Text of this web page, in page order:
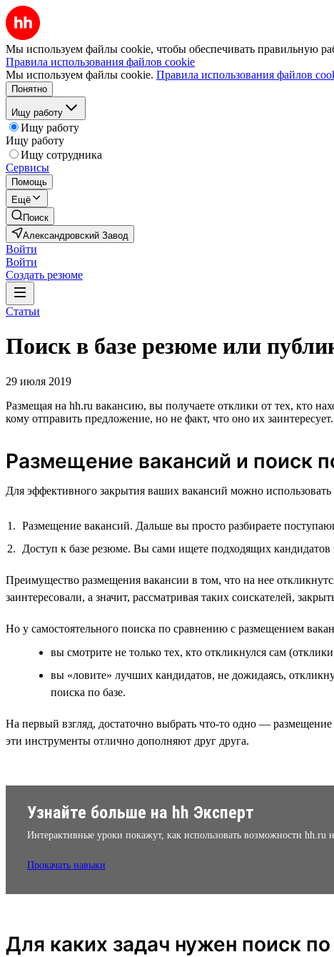
Мы используем файлы cookie, чтобы обеспечивать правильную
Правила использования файлов cookie
Мы используем файлы cookie. Правила использования файлов
Понятно
Ищу работу
Ищу работу
Ищу работу
Ищу сотрудника
Сервисы
Помощь
Ещё
Поиск
Александровский Завод
Войти
Войти
Создать резюме
Статьи
Поиск в базе резюме или
29 июля 2019
Размещая на hh.ru вакансию, вы получаете отклики от тех, кто
кому отправить предложение, но не факт, что оно их
Размещение вакансий и поиск
Для эффективного закрытия ваших вакансий можно использовать
Размещение вакансий. Дальше вы просто разбираете
Доступ к базе резюме. Вы сами ищете подходящих кандидатов
Преимущество размещения вакансии в том, что на нее
заинтересовали, а значит, рассматривая таких соискателей,
Но у самостоятельного поиска по сравнению с размещением
вы смотрите не только тех, кто откликнулся сам
вы «ловите» лучших кандидатов, не дожидаясь,
поиска по базе.
На первый взгляд, достаточно выбрать что-то одно —
эти инструменты отлично дополняют друг друга.
Узнайте больше на hh Эксперт
Интерактивные уроки покажут, как использовать возможности hh.ru
Прокачать навыки
Для каких задач нужен поиск